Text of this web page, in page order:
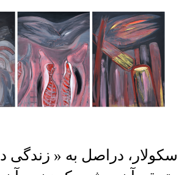
سکولار، دراصل به « زندگی